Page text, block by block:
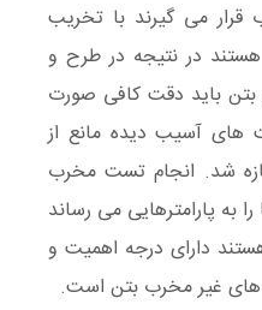
قرار می گیرند با تخریب
در نتیجه در طرح و
باید دقت کافی صورت
های آسیب دیده مانع از
شد. انجام تست مخرب
به پارامترهایی می رساند
دارای درجه اهمیت و
های غیر مخرب بتن است.